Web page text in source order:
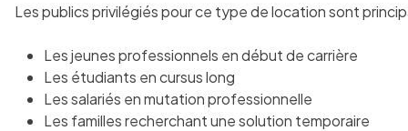
Les publics privilégiés pour ce type de location sont
Les jeunes professionnels en début de carrière
Les étudiants en cursus long
Les salariés en mutation professionnelle
Les familles recherchant une solution temporaire